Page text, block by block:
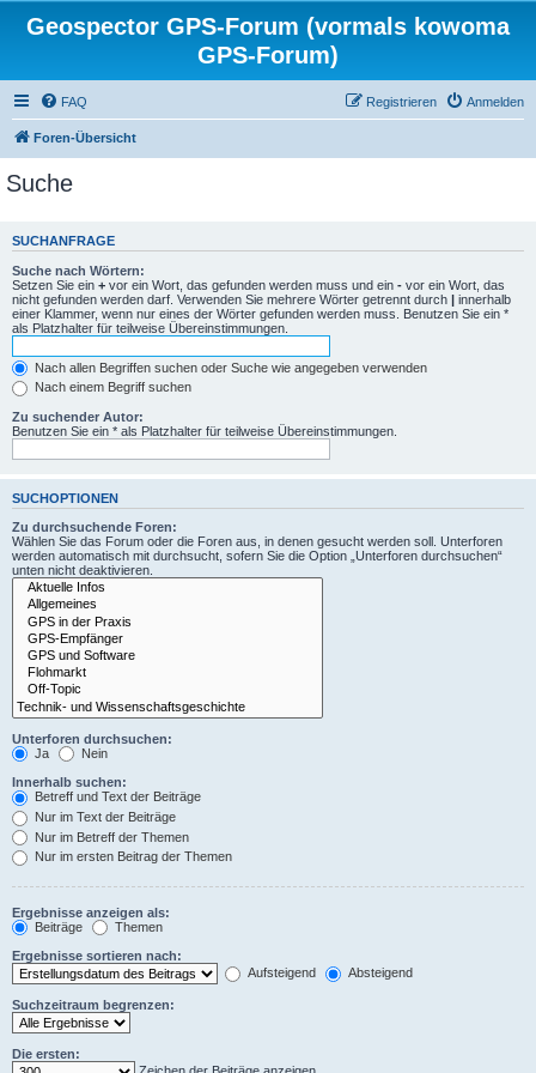
Geospector GPS-Forum (vormals kowoma
GPS-Forum)
FAQ Anmelden
Registrieren
Foren-Übersicht
Suche
SUCHANFRAGE
Suche nach Wörtern:
Setzen Sie ein + vor ein Wort, das gefunden werden muss und ein - vor ein Wort, das
nicht gefunden werden darf. Verwenden Sie mehrere Wörter getrennt durch | innerhalb
einer Klammer, wenn nur eines der Wörter gefunden werden muss. Benutzen Sie ein *
als Platzhalter für teilweise Übereinstimmungen.
Nach allen Begriffen suchen oder Suche wie angegeben verwenden
Nach einem Begriff suchen
Zu suchender Autor:
Benutzen Sie ein * als Platzhalter für teilweise Übereinstimmungen.
SUCHOPTIONEN
Zu durchsuchende Foren:
Wählen Sie das Forum oder die Foren aus, in denen gesucht werden soll. Unterforen
werden automatisch mit durchsucht, sofern Sie die Option „Unterforen durchsuchen“
unten nicht deaktivieren.
Unterforen durchsuchen:
Ja
Nein
Innerhalb suchen:
Betreff und Text der Beiträge
Nur im Text der Beiträge
Nur im Betreff der Themen
Nur im ersten Beitrag der Themen
Ergebnisse anzeigen als:
Beiträge
Themen
Ergebnisse sortieren nach:
Aufsteigend
Absteigend
Suchzeitraum begrenzen:
Die ersten: